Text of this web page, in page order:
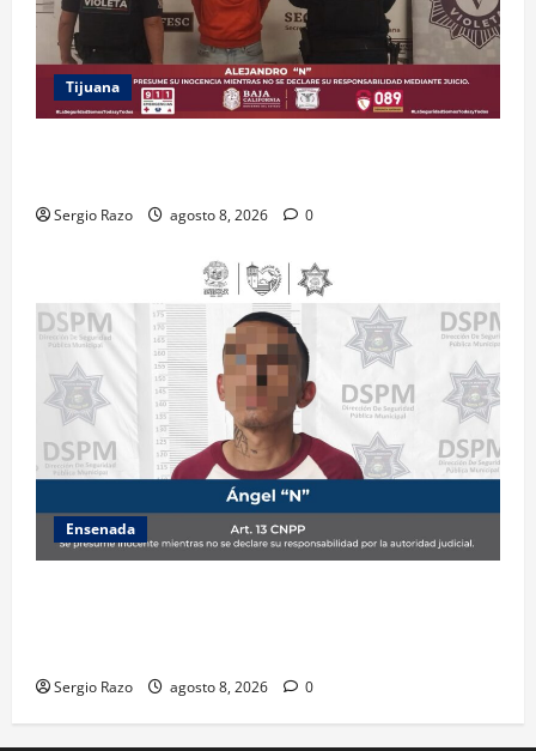
Tijuana
Sergio Razo agosto 8, 2026 0
Ensenada
Sergio Razo agosto 8, 2026 0